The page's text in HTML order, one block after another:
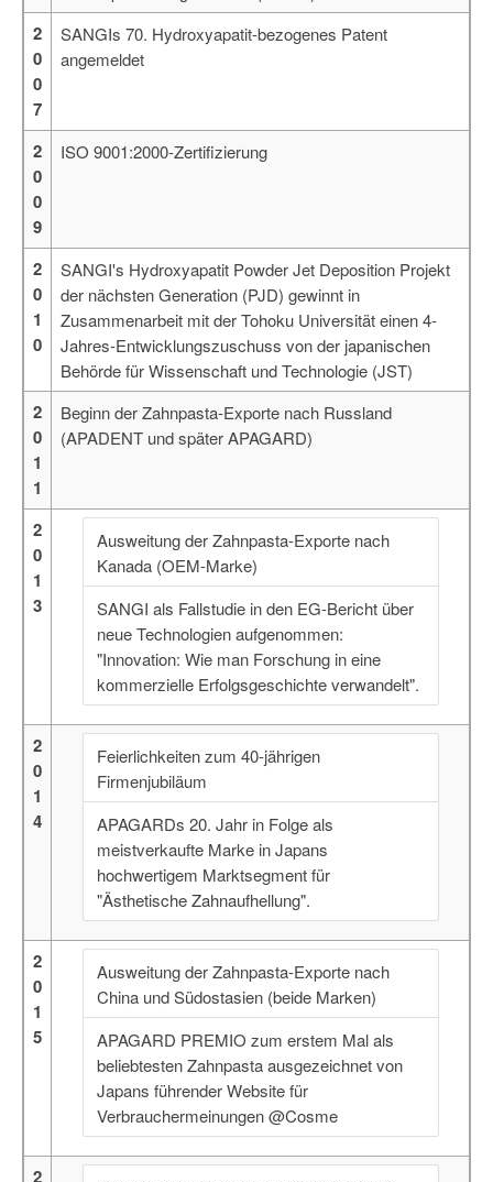
2
0
0
7
SANGIs 70. Hydroxyapatit-bezogenes Patent
angemeldet
2
0
0
9
ISO 9001:2000-Zertifizierung
2
0
1
0
SANGI's Hydroxyapatit Powder Jet Deposition Projekt
der nächsten Generation (PJD) gewinnt in
Zusammenarbeit mit der Tohoku Universität einen 4-
Jahres-Entwicklungszuschuss von der japanischen
Behörde für Wissenschaft und Technologie (JST)
2
0
1
1
Beginn der Zahnpasta-Exporte nach Russland
(APADENT und später APAGARD)
2
0
1
3
Ausweitung der Zahnpasta-Exporte nach
Kanada (OEM-Marke)
SANGI als Fallstudie in den EG-Bericht über
neue Technologien aufgenommen:
"Innovation: Wie man Forschung in eine
kommerzielle Erfolgsgeschichte verwandelt".
2
0
1
4
Feierlichkeiten zum 40-jährigen
Firmenjubiläum
APAGARDs 20. Jahr in Folge als
meistverkaufte Marke in Japans
hochwertigem Marktsegment für
"Ästhetische Zahnaufhellung".
2
0
1
5
Ausweitung der Zahnpasta-Exporte nach
China und Südostasien (beide Marken)
APAGARD PREMIO zum erstem Mal als
beliebtesten Zahnpasta ausgezeichnet von
Japans führender Website für
Verbrauchermeinungen @Cosme
2